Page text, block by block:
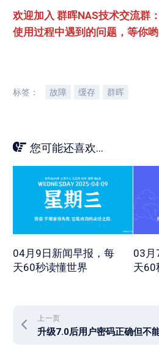
欢迎加入 群晖NAS技术交流群
使用过程中遇到的问题，等你
标签： 故障 缓存 群晖
您可能还喜欢...
04月9日新闻早报，每
天60秒读懂世界
03月
天60
上一页
升级7.0后用户密码正确但不